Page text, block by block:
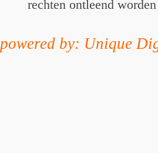
rechten ontleend worden
powered by: Unique